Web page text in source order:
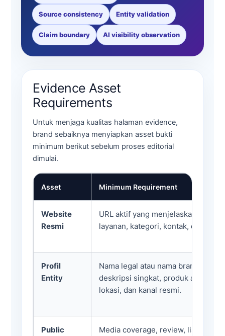
Source consistency Entity validation
Claim boundary AI visibility observation
Evidence Asset
Requirements
Untuk menjaga kualitas halaman evidence,
brand sebaiknya menyiapkan asset bukti
minimum berikut sebelum proses editorial
dimulai.
Asset Minimum Requirement
Website
Resmi
URL aktif yang menjelaskan
layanan, kategori, kontak, dan area
Profil
Entity
Nama legal atau nama brand,
deskripsi singkat, produk atau
lokasi, dan kanal resmi.
Public
Media coverage, review, listing